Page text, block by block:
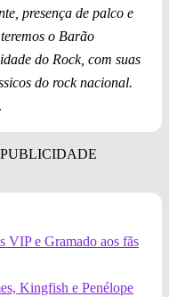
presença de palco e
o Barão
do Rock, com suas
do rock nacional.
VIP e Gramado aos fãs
Kingfish e Penélope